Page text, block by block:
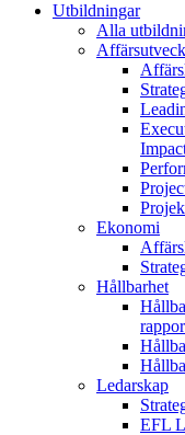
Utbildningar
Alla
Ekonomi
Hållbarhet
Ledarskap
EFL